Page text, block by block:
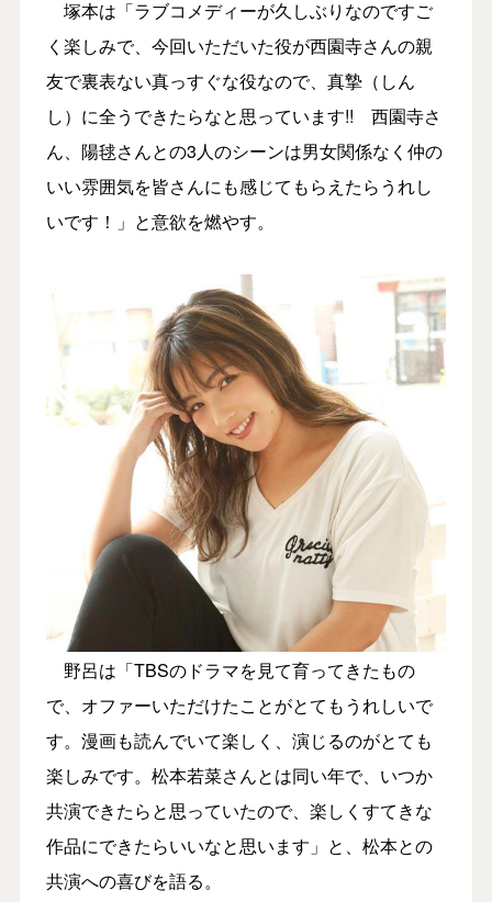
塚本は「ラブコメディーが久しぶりなのですご
く楽しみで、今回いただいた役が西園寺さんの親
友で裏表ない真っすぐな役なので、真摯（しん
し）に全うできたらなと思っています!! 西園寺さ
ん、陽毬さんとの3人のシーンは男女関係なく仲の
いい雰囲気を皆さんにも感じてもらえたらうれし
いです！」と意欲を燃やす。
野呂は「TBSのドラマを見て育ってきたもの
で、オファーいただけたことがとてもうれしいで
す。漫画も読んでいて楽しく、演じるのがとても
楽しみです。松本若菜さんとは同い年で、いつか
共演できたらと思っていたので、楽しくすてきな
作品にできたらいいなと思います」と、松本との
共演への喜びを語る。